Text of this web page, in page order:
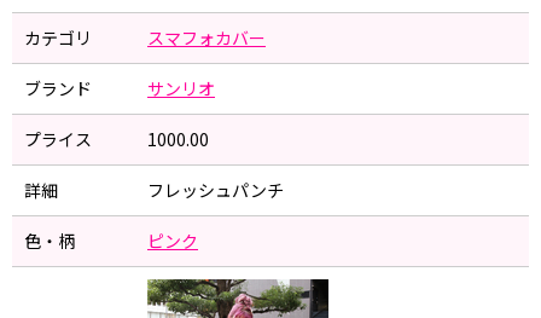
カテゴリ スマフォカバー
ブランド サンリオ
プライス 1000.00
詳細 フレッシュパンチ
色・柄 ピンク